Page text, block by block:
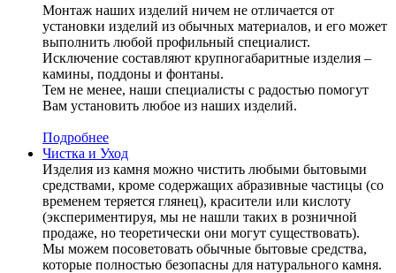
Монтаж наших изделий ничем не отличается от
установки изделий из обычных материалов, и его может
выполнить любой профильный специалист.
Исключение составляют крупногабаритные изделия –
камины, поддоны и фонтаны.
Тем не менее, наши специалисты с радостью помогут
Вам установить любое из наших изделий.
Подробнее
Чистка и Уход
Изделия из камня можно чистить любыми бытовыми
средствами, кроме содержащих абразивные частицы (со
временем теряется глянец), красители или кислоту
(экспериментируя, мы не нашли таких в розничной
продаже, но теоретически они могут существовать).
Мы можем посоветовать обычные бытовые средства,
которые полностью безопасны для натурального камня.